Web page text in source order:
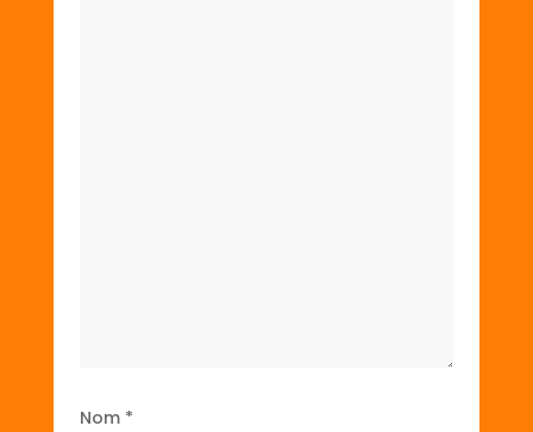
Nom *